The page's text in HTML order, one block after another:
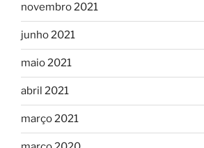
novembro 2021
junho 2021
maio 2021
abril 2021
março 2021